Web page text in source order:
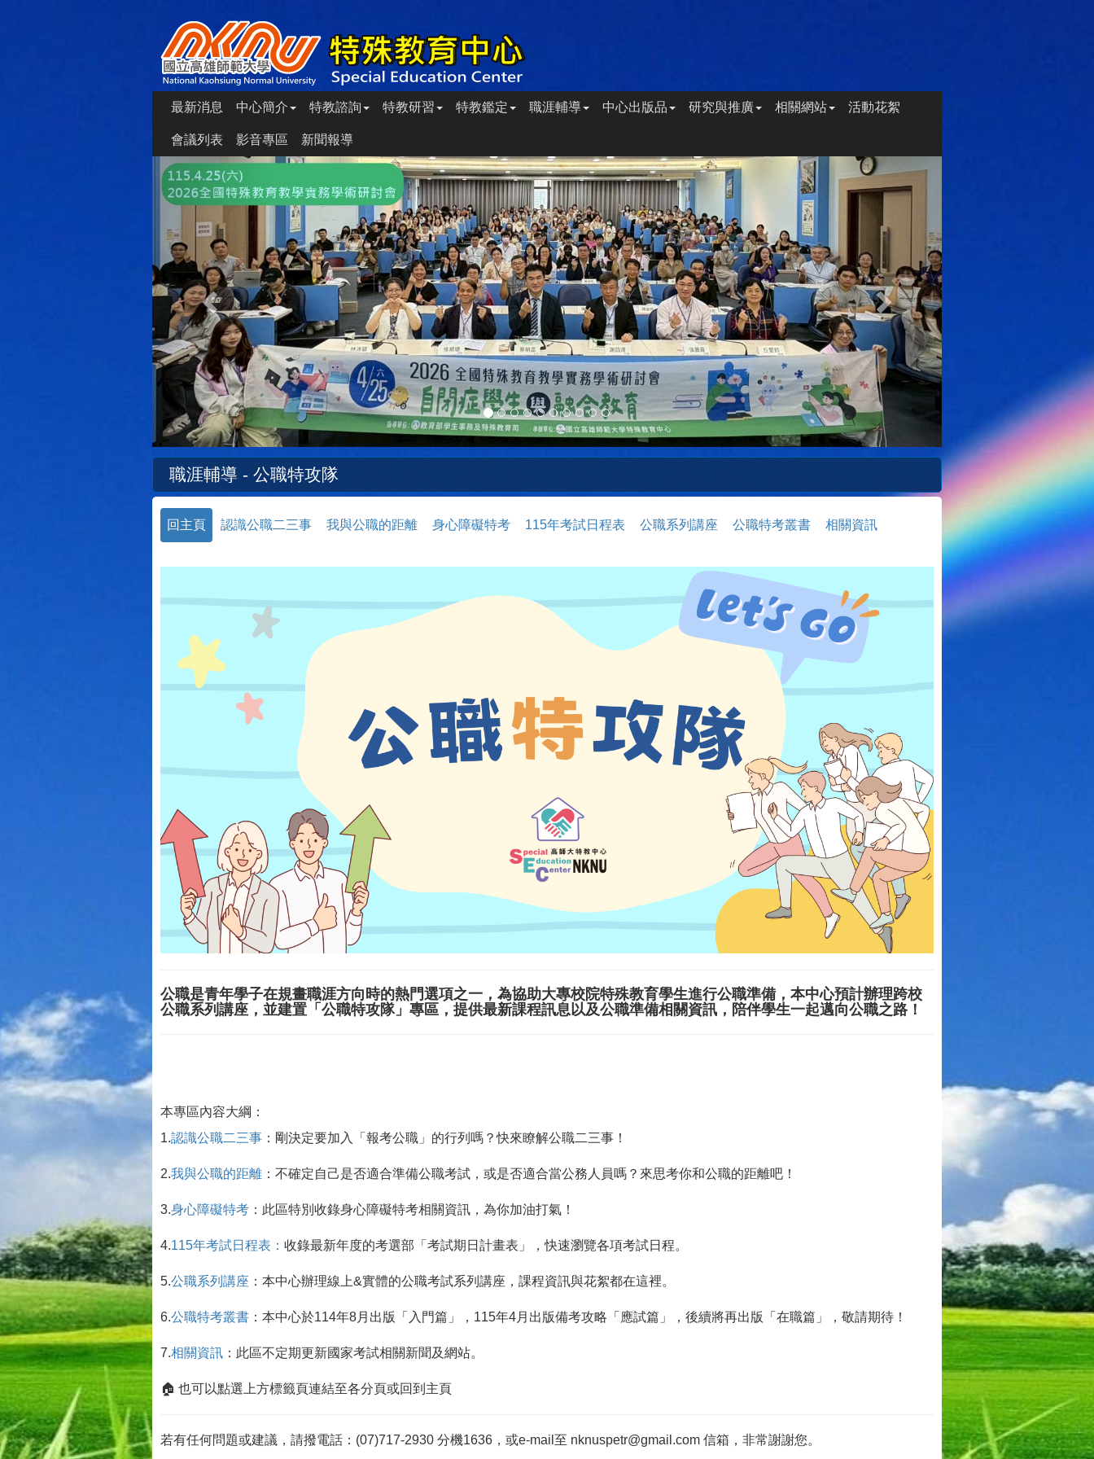
最新消息 中心簡介 特教諮詢 特教研習 特教鑑定 職涯輔導 中心出版品 研究與推廣 相關網站 活動花絮
會議列表 影音專區 新聞報導
Previous Next
職涯輔導 - 公職特攻隊
回主頁 認識公職二三事 我與公職的距離 身心障礙特考 115年考試日程表 公職系列講座 公職特考叢書 相關資訊
公職是青年學子在規畫職涯方向時的熱門選項之一，為協助大專校院特殊教育學生進行公職準備，本中心預計辦理跨校
公職系列講座，並建置「公職特攻隊」專區，提供最新課程訊息以及公職準備相關資訊，陪伴學生一起邁向公職之路！
本專區內容大綱：
1.認識公職二三事 ：剛決定要加入「報考公職」的行列嗎？快來瞭解公職二三事！
2.我與公職的距離 ：不確定自己是否適合準備公職考試，或是否適合當公務人員嗎？來思考你和公職的距離吧！
3.身心障礙特考 ：此區特別收錄身心障礙特考相關資訊，為你加油打氣！
4.115年考試日程表： 收錄最新年度的考選部「考試期日計畫表」，快速瀏覽各項考試日程。
5.公職系列講座 ：本中心辦理線上&實體的公職考試系列講座，課程資訊與花絮都在這裡。
6.公職特考叢書 ：本中心於114年8月出版「入門篇」，115年4月出版備考攻略「應試篇」，後續將再出版「在職篇」，敬請期待！
7.相關資訊 ：此區不定期更新國家考試相關新聞及網站。
🏠 也可以點選上方標籤頁連結至各分頁或回到主頁
若有任何問題或建議，請撥電話：(07)717-2930 分機1636，或e-mail至 nknuspetr@gmail.com 信箱，非常謝謝您。